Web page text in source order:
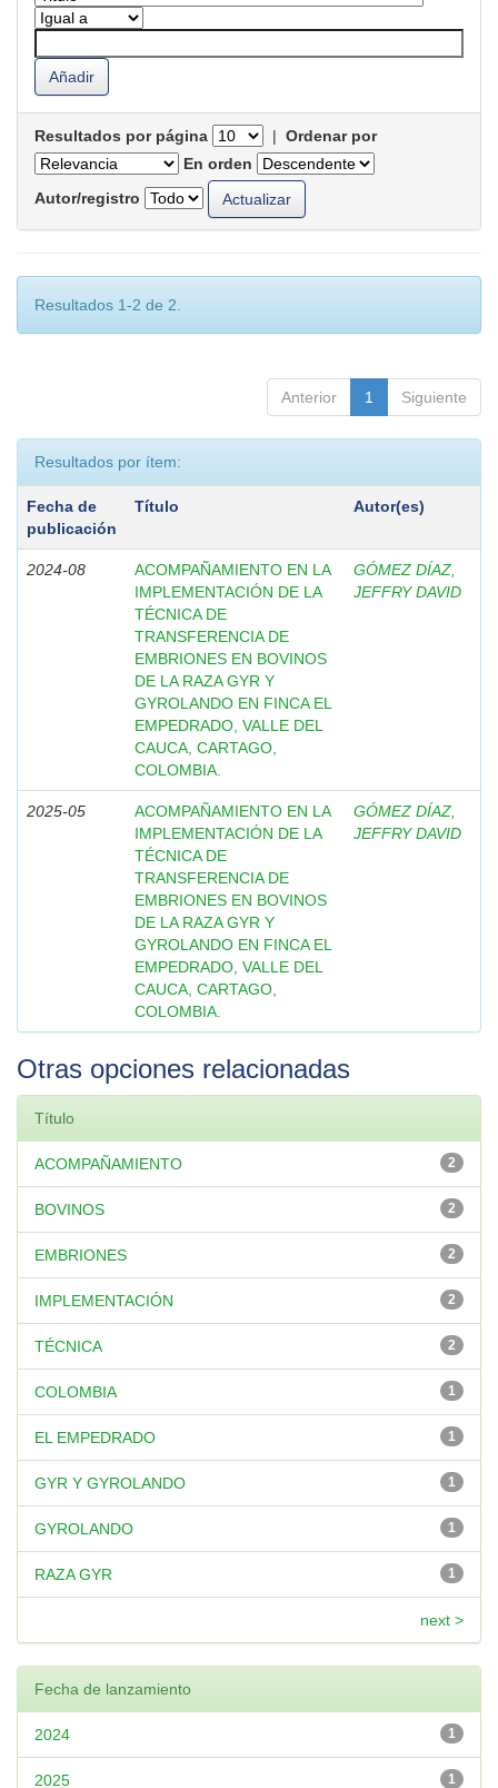
Resultados por página | Ordenar por
En orden
Autor/registro
Resultados 1-2 de 2.
Anterior 1 Siguiente
Resultados por ítem:
Fecha de
publicación
Título Autor(es)
2024-08
ACOMPAÑAMIENTO EN LA
IMPLEMENTACIÓN DE LA
TÉCNICA DE
TRANSFERENCIA DE
EMBRIONES EN BOVINOS
DE LA RAZA GYR Y
GYROLANDO EN FINCA EL
EMPEDRADO, VALLE DEL
CAUCA, CARTAGO,
COLOMBIA.
GÓMEZ DÍAZ,
JEFFRY DAVID
2025-05
ACOMPAÑAMIENTO EN LA
IMPLEMENTACIÓN DE LA
TÉCNICA DE
TRANSFERENCIA DE
EMBRIONES EN BOVINOS
DE LA RAZA GYR Y
GYROLANDO EN FINCA EL
EMPEDRADO, VALLE DEL
CAUCA, CARTAGO,
COLOMBIA.
GÓMEZ DÍAZ,
JEFFRY DAVID
Otras opciones relacionadas
Título
2
ACOMPAÑAMIENTO
2
BOVINOS
2
EMBRIONES
2
IMPLEMENTACIÓN
2
TÉCNICA
1
COLOMBIA
1
EL EMPEDRADO
1
GYR Y GYROLANDO
1
GYROLANDO
1
RAZA GYR
next >
Fecha de lanzamiento
1
2024
1
2025